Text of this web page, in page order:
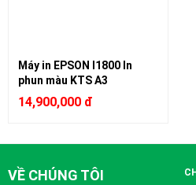
Máy in EPSON l1800 In
phun màu KTS A3
14,900,000 đ
VỀ CHÚNG TÔI